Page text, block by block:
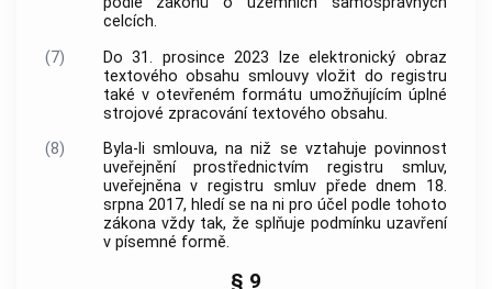
celcích.
(7)
Do 31. prosince 2023 lze elektronický obraz
textového obsahu smlouvy vložit do registru
také v otevřeném formátu umožňujícím úplné
strojové zpracování textového obsahu.
(8)
Byla-li smlouva, na niž se vztahuje povinnost
uveřejnění prostřednictvím registru smluv,
uveřejněna v registru smluv přede dnem 18.
srpna 2017, hledí se na ni pro účel podle tohoto
zákona vždy tak, že splňuje podmínku uzavření
v písemné formě.
§ 9